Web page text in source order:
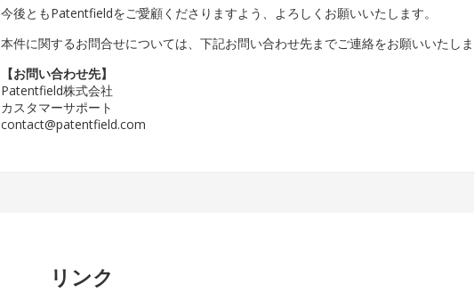
今後ともPatentfieldをご愛顧くださりますよう、よろしくお願いいたします。
本件に関するお問合せについては、下記お問い合わせ先までご連絡をお願いいたしま
【お問い合わせ先】
Patentfield株式会社
カスタマーサポート
contact@patentfield.com
リンク